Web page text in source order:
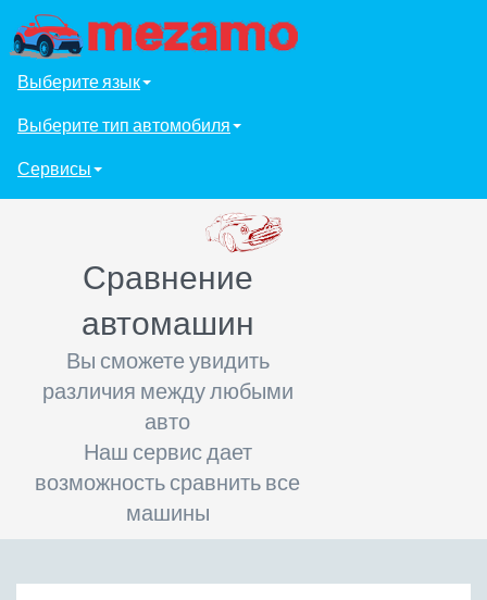
Выберите язык
Выберите тип автомобиля
Сервисы
Сравнение
автомашин
Вы сможете увидить
различия между любыми
авто
Наш сервис дает
возможность сравнить все
машины